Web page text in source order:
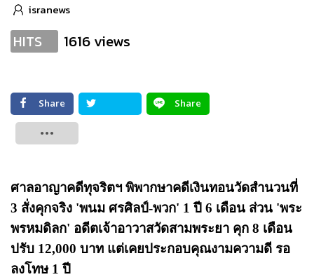
isranews
HITS 1616 views
Share
Share
ศาลอาญาคดีทุจริตฯ พิพากษาคดีเงินทอนวัดสำนวนที่
3 สั่งคุกจริง 'พนม ศรศิลป์-พวก' 1 ปี 6 เดือน ส่วน 'พระ
พรหมดิลก' อดีตเจ้าอาวาสวัดสามพระยา คุก 8 เดือน
ปรับ 12,000 บาท แต่เคยประกอบคุณงามความดี รอ
ลงโทษ 1 ปี